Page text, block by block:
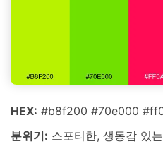
HEX: #b8f200 #70e000
분위기: 스포티한, 생동감 있